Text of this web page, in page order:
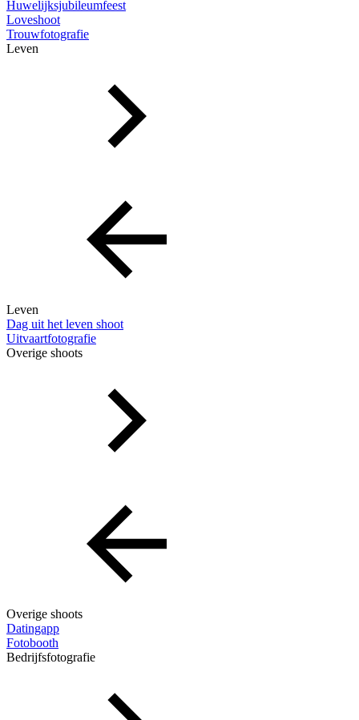
Huwelijksjubileumfeest
Loveshoot
Trouwfotografie
Leven
Leven
Dag uit het leven shoot
Uitvaartfotografie
Overige shoots
Overige shoots
Datingapp
Fotobooth
Bedrijfsfotografie